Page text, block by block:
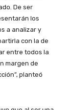
De ser
los
a analizar y
con la de
entre todos la
margen de
planteó